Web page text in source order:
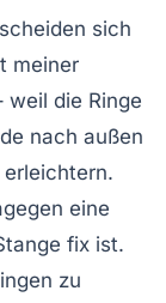
sich
meiner
weil die Ringe
nach außen
eine
fix ist.
zu